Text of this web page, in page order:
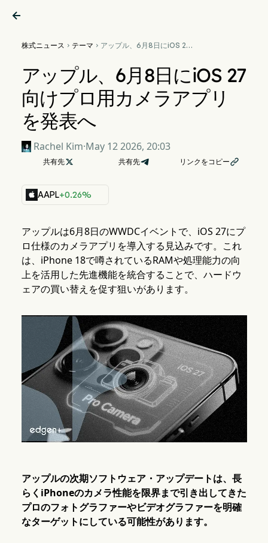

株式ニュース  テーマ  アップル、6月8日にiOS 27
アップル、6月8日にiOS 27
向けプロ用カメラアプリ
を発表へ
Rachel Kim·May 12 2026, 20:03
共有先 共有先 リンクをコピー
AAPL+0.26%
アップルは6月8日のWWDCイベントで、iOS 27にプ
ロ仕様のカメラアプリを導入する見込みです。これ
は、iPhone 18で噂されているRAMや処理能力の向
上を活用した先進機能を統合することで、ハードウ
ェアの買い替えを促す狙いがあります。
アップルの次期ソフトウェア・アップデートは、長
らくiPhoneのカメラ性能を限界まで引き出してきた
プロのフォトグラファーやビデオグラファーを明確
なターゲットにしている可能性があります。